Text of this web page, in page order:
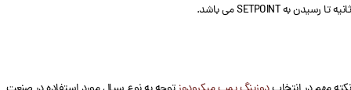
ثانیه تا رسیدن به SETPOINT می باشد.